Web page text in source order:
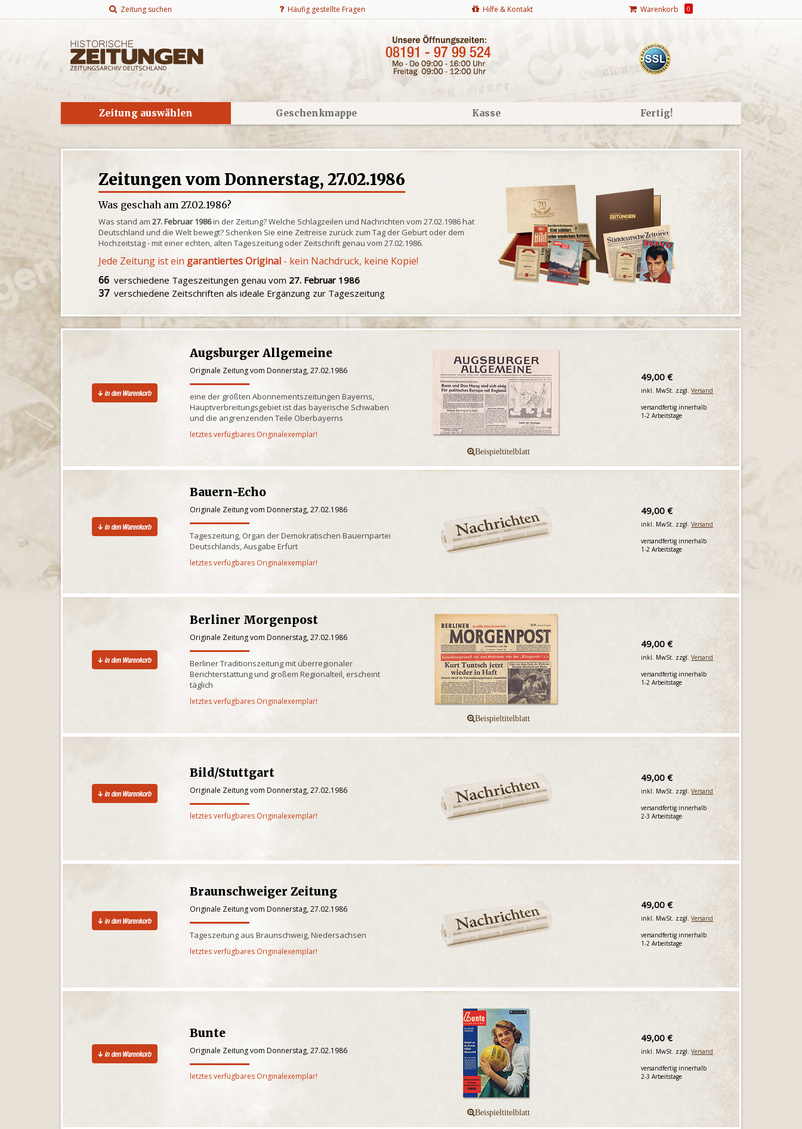
Zeitung suchen Häufig gestellte Fragen Hilfe & Kontakt Warenkorb 0
Zeitung auswählen Geschenkmappe Kasse Fertig!
Zeitungen vom Donnerstag, 27.02.1986
Was geschah am 27.02.1986?
Was stand am27. Februar 1986in der Zeitung? Welche Schlagzeilen und Nachrichten vom 27.02.1986 hat
Deutschland und die Welt bewegt? Schenken Sie eine Zeitreise zurück zum Tag der Geburt oder dem
Hochzeitstag - mit einer echten, alten Tageszeitung oder Zeitschrift genau vom 27.02.1986.
Jede Zeitung ist ein garantiertes Original - kein Nachdruck, keine Kopie!
66 verschiedene Tageszeitungen genau vom 27. Februar 1986
37verschiedene Zeitschriften als ideale Ergänzung zur Tageszeitung
Augsburger Allgemeine
Originale Zeitung vom Donnerstag, 27.02.1986
eine der größten Abonnementszeitungen Bayerns,
Hauptverbreitungsgebiet ist das bayerische Schwaben
und die angrenzenden Teile Oberbayerns
letztes verfügbares Originalexemplar!
49,00 €
inkl. MwSt. zzgl.Versand
versandfertig innerhalb
1-2 Arbeitstage
Bauern-Echo
Originale Zeitung vom Donnerstag, 27.02.1986
Tageszeitung, Organ der Demokratischen Bauernpartei
Deutschlands, Ausgabe Erfurt
letztes verfügbares Originalexemplar!
49,00 €
inkl. MwSt. zzgl.Versand
versandfertig innerhalb
1-2 Arbeitstage
Berliner Morgenpost
Originale Zeitung vom Donnerstag, 27.02.1986
Berliner Traditionszeitung mit überregionaler
Berichterstattung und großem Regionalteil, erscheint
täglich
letztes verfügbares Originalexemplar!
49,00 €
inkl. MwSt. zzgl.Versand
versandfertig innerhalb
1-2 Arbeitstage
Bild/Stuttgart
Originale Zeitung vom Donnerstag, 27.02.1986
letztes verfügbares Originalexemplar!
49,00 €
inkl. MwSt. zzgl.Versand
versandfertig innerhalb
2-3 Arbeitstage
Braunschweiger Zeitung
Originale Zeitung vom Donnerstag, 27.02.1986
Tageszeitung aus Braunschweig, Niedersachsen
letztes verfügbares Originalexemplar!
49,00 €
inkl. MwSt. zzgl.Versand
versandfertig innerhalb
1-2 Arbeitstage
Bunte
Originale Zeitung vom Donnerstag, 27.02.1986
letztes verfügbares Originalexemplar!
49,00 €
inkl. MwSt. zzgl.Versand
versandfertig innerhalb
2-3 Arbeitstage